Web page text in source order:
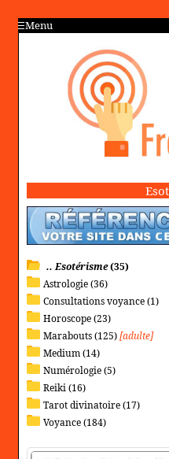
Menu
.. Esotérisme(35)
Astrologie (36)
Consultations voyance (1)
Horoscope (23)
Marabouts (125)[adulte]
Medium (14)
Numérologie (5)
Reiki (16)
Tarot divinatoire (17)
Voyance (184)